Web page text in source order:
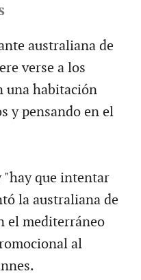
australiana de
verse a los
una habitación
y pensando en el
"hay que intentar
la australiana de
el mediterráneo
al